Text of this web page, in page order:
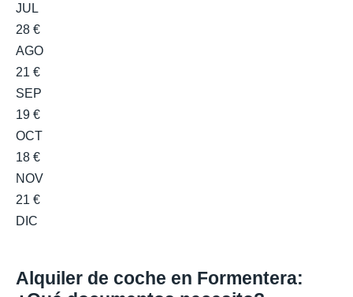
JUL
28 €
AGO
21 €
SEP
19 €
OCT
18 €
NOV
21 €
DIC
Alquiler de coche en Formentera: